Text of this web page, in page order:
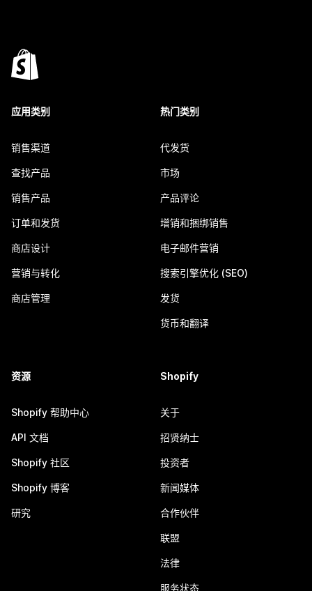
应用类别
销售渠道
查找产品
销售产品
订单和发货
商店设计
营销与转化
商店管理
热门类别
代发货
市场
产品评论
增销和捆绑销售
电子邮件营销
搜索引擎优化 (SEO)
发货
货币和翻译
资源
Shopify 帮助中心
API 文档
Shopify 社区
Shopify 博客
研究
Shopify
关于
招贤纳士
投资者
新闻媒体
合作伙伴
联盟
法律
服务状态